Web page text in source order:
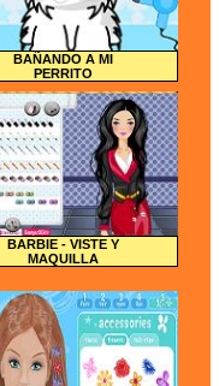
BAÑANDO A MI
PERRITO
BARBIE - VISTE Y
MAQUILLA